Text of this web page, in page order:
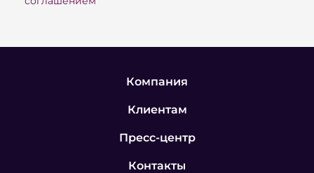
Компания
Клиентам
Пресс-центр
Контакты